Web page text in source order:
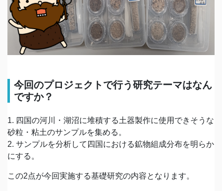
今回のプロジェクトで行う研究テーマはなん
ですか？
1. 四国の河川・湖沼に堆積する土器製作に使用できそうな
砂粒・粘土のサンプルを集める。
2. サンプルを分析して四国における鉱物組成分布を明らか
にする。
この2点が今回実施する基礎研究の内容となります。